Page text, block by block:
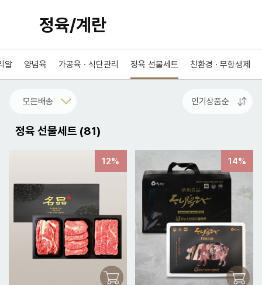
정육/계란
알 양념육 가공육 · 식단관리 정육 선물세트 친환경 · 무항생제
정육 선물세트 (81)
12% 14%